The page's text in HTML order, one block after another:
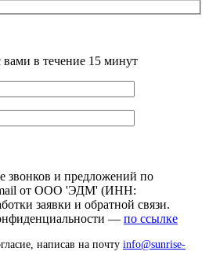
вами в течение 15 минут
звонков и предложений по
от ООО 'ЭДМ' (ИНН:
заявки и обратной связи.
— по ссылке
написав на почту info@sunrise-